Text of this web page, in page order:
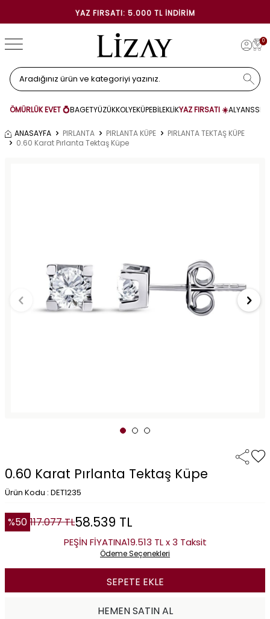
YAZ FIRSATI: 5.000 TL İNDIRIM
0
ÖMÜRLÜK EVET 💍BAGETYÜZÜKKOLYEKÜPEBİLEKLİKYAZ FIRSATI ☀️ALYANS
ANASAYFA PIRLANTA PIRLANTA KÜPE
PIRLANTA TEKTAŞ KÜPE
0.60 Karat Pırlanta Tektaş Küpe
0.60 Karat Pırlanta Tektaş Küpe
Ürün Kodu : DET1235
%50 117.077TL58.539 TL
PEŞİN FİYATINA19.513 TL x 3 Taksit
Ödeme Seçenekleri
SEPETE EKLE
HEMEN SATIN AL